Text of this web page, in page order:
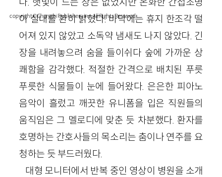
이 실내를 환히 밝혔다. 바닥에는 휴지 한조각 떨
어져 있지 않았고 소독약 냄새도 나지 않았다. 긴
장을 내려놓으려 숨을 들이쉬다 숲에 가까운 상
쾌함을 감각했다. 적절한 간격으로 배치된 푸릇
푸릇한 식물들이 눈에 들어왔다. 은은한 피아노
음악이 흘렀고 깨끗한 유니폼을 입은 직원들의
움직임은 그 멜로디에 맞춘 듯 차분했다. 환자를
호명하는 간호사들의 목소리는 춤이나 연주를 요
청하는 듯 부드러웠다.
대형 모니터에서 반복 중인 영상이 병원을 소개
copyright © Changbi Publishers, inc. All Rights Reserved.